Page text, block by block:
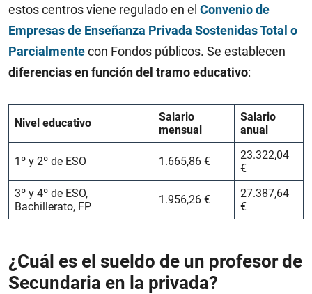
estos centros viene regulado en el Convenio de
Empresas de Enseñanza Privada Sostenidas Total o
Parcialmentecon Fondos públicos. Se establecen
diferencias en función del tramo educativo:
Nivel educativo
Salario
mensual
Salario
anual
1º y 2º de ESO 1.665,86 €
23.322,04
€
3º y 4º de ESO,
Bachillerato, FP
1.956,26 €
27.387,64
€
¿Cuál es el sueldo de un profesor de
Secundaria en la privada?